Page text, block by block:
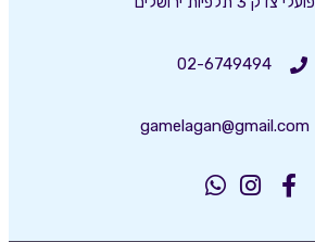
02-6749494
gamelagan@gmail.com